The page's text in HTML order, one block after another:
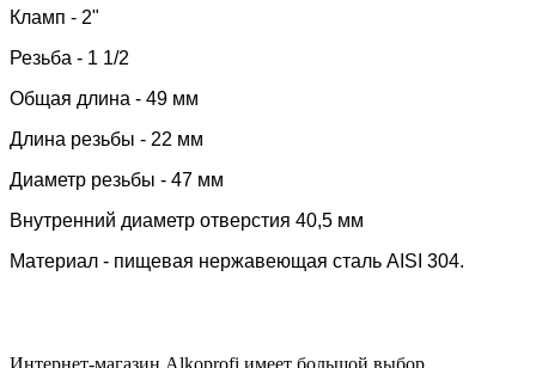
Кламп - 2"
Резьба - 1 1/2
Общая длина - 49 мм
Длина резьбы - 22 мм
Диаметр резьбы - 47 мм
Внутренний диаметр отверстия 40,5 мм
Материал - пищевая нержавеющая сталь AISI 304.